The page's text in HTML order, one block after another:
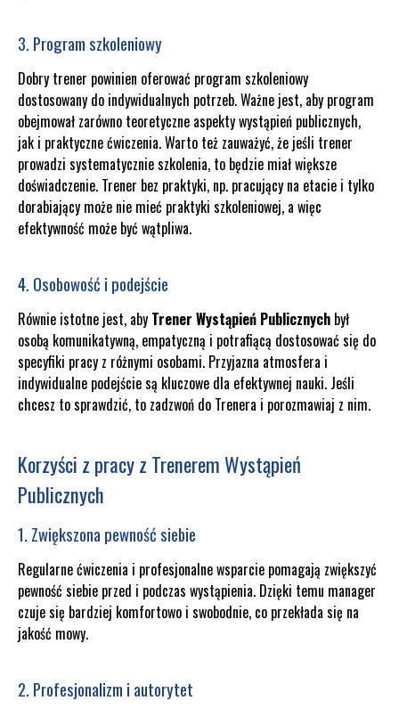
3. Program szkoleniowy
Dobry trener powinien oferować program szkoleniowy
dostosowany do indywidualnych potrzeb. Ważne jest, aby program
obejmował zarówno teoretyczne aspekty wystąpień publicznych,
jak i praktyczne ćwiczenia. Warto też zauważyć, że jeśli trener
prowadzi systematycznie szkolenia, to będzie miał większe
doświadczenie. Trener bez praktyki, np. pracujący na etacie i tylko
dorabiający może nie mieć praktyki szkoleniowej, a więc
efektywność może być wątpliwa.
4. Osobowość i podejście
Równie istotne jest, aby Trener Wystąpień Publicznych był
osobą komunikatywną, empatyczną i potrafiącą dostosować się do
specyfiki pracy z różnymi osobami. Przyjazna atmosfera i
indywidualne podejście są kluczowe dla efektywnej nauki. Jeśli
chcesz to sprawdzić, to zadzwoń do Trenera i porozmawiaj z nim.
Korzyści z pracy z Trenerem Wystąpień
Publicznych
1. Zwiększona pewność siebie
Regularne ćwiczenia i profesjonalne wsparcie pomagają zwiększyć
pewność siebie przed i podczas wystąpienia. Dzięki temu manager
czuje się bardziej komfortowo i swobodnie, co przekłada się na
jakość mowy.
2. Profesjonalizm i autorytet